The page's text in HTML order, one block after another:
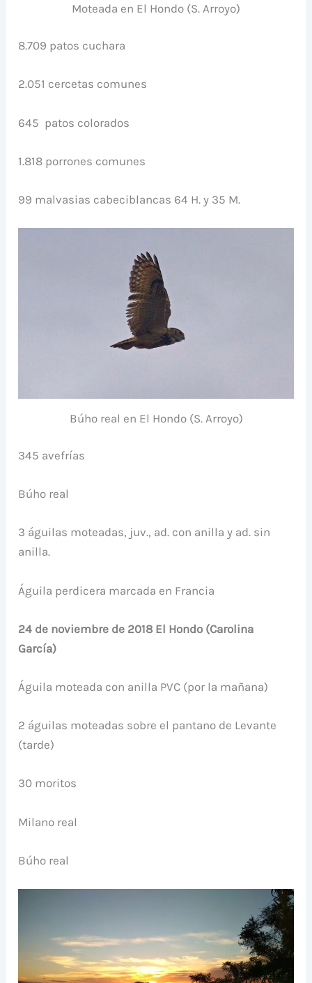
Moteada en El Hondo (S. Arroyo)
8.709 patos cuchara
2.051 cercetas comunes
645 patos colorados
1.818 porrones comunes
99 malvasias cabeciblancas 64 H. y 35 M.
Búho real en El Hondo (S. Arroyo)
345 avefrías
Búho real
3 águilas moteadas, juv., ad. con anilla y ad. sin
anilla.
Águila perdicera marcada en Francia
24 de noviembre de 2018 El Hondo (Carolina
García)
Águila moteada con anilla PVC (por la mañana)
2 águilas moteadas sobre el pantano de Levante
(tarde)
30 moritos
Milano real
Búho real